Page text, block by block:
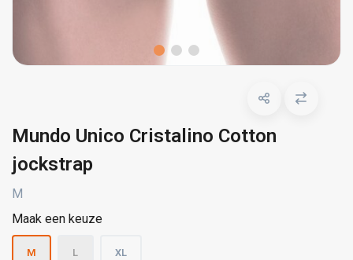
Mundo Unico Cristalino Cotton
jockstrap
M
Maak een keuze
M L XL